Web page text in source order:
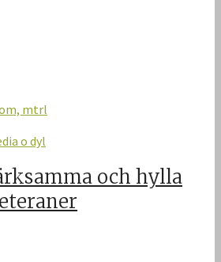
mtrl
o dyl
och hylla